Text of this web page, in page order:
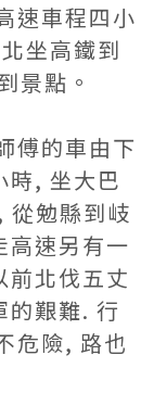
速車程四小
坐高鐵到
景點。
傅的車由下
時, 坐大巴
從勉縣到岐
高速另有一
前北伐五丈
的艱難. 行
危險, 路也